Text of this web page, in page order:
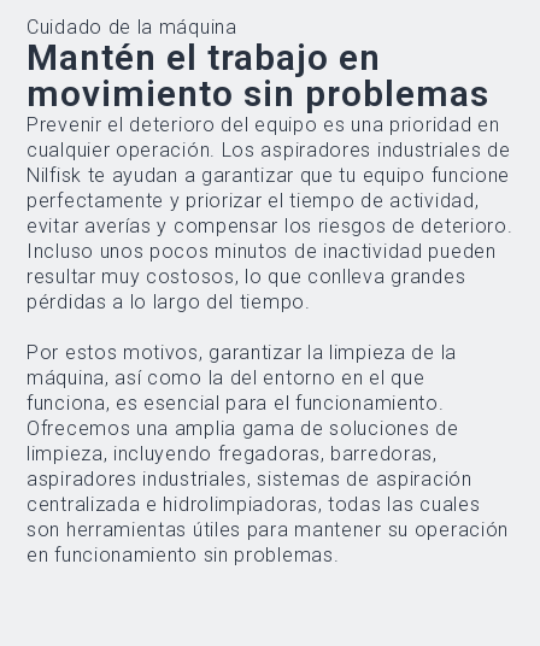
Cuidado de la máquina
Mantén el trabajo en
movimiento sin problemas
Prevenir el deterioro del equipo es una prioridad en
cualquier operación. Los aspiradores industriales de
Nilfisk te ayudan a garantizar que tu equipo funcione
perfectamente y priorizar el tiempo de actividad,
evitar averías y compensar los riesgos de deterioro.
Incluso unos pocos minutos de inactividad pueden
resultar muy costosos, lo que conlleva grandes
pérdidas a lo largo del tiempo.
Por estos motivos, garantizar la limpieza de la
máquina, así como la del entorno en el que
funciona, es esencial para el funcionamiento.
Ofrecemos una amplia gama de soluciones de
limpieza, incluyendo fregadoras, barredoras,
aspiradores industriales, sistemas de aspiración
centralizada e hidrolimpiadoras, todas las cuales
son herramientas útiles para mantener su operación
en funcionamiento sin problemas.